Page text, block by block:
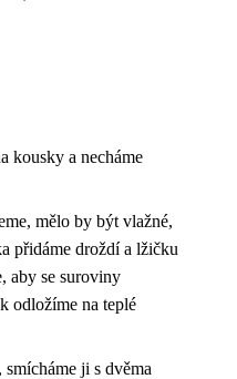
kousky a necháme
mělo by být vlažné,
přidáme droždí a lžičku
aby se suroviny
odložíme na teplé
ji s dvěma